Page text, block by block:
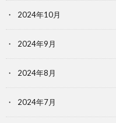
2024年10月
2024年9月
2024年8月
2024年7月